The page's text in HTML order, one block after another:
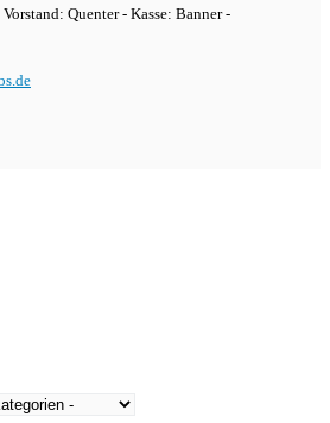
Quenter - Kasse: Banner -